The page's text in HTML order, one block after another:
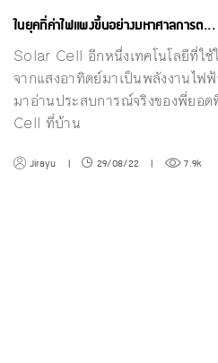
ในยุคที่ค่าไฟแพงขึ้นอย่างมหาศาลการต...
Solar Cell อีกหนึ่งเทคโนโลยีที่ใ
จากแสงอาทิตย์มาเป็นพลังงานไฟ
มาอ่านประสบการณ์จริงของพี่ยอ
Cell ที่บ้าน
Jirayu | 29/08/22 | 7.9k